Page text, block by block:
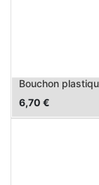
Bouchon
6,70 €